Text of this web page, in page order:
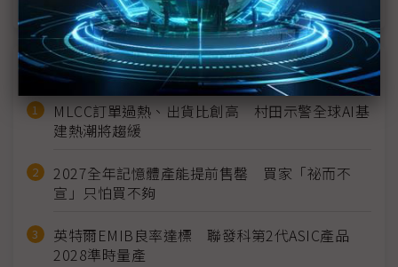
近７天熱門報導
MLCC訂單過熱、出貨比創高 村田示警全球AI基
建熱潮將趨緩
2027全年記憶體產能提前售罄 買家「祕而不
宣」只怕買不夠
英特爾EMIB良率達標 聯發科第2代ASIC產品
2028準時量產